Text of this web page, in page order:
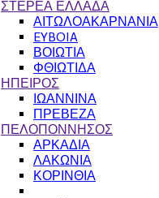
ΣΤΕΡΕΑ ΕΛΛΑΔΑ
ΑΙΤΩΛΟΑΚΑΡΝΑΝΙΑ
EYBOIA
ΒΟΙΩΤΙΑ
ΦΘΙΩΤΙΔΑ
ΗΠΕΙΡΟΣ
ΙΩΑΝΝΙΝΑ
ΠΡΕΒΕΖΑ
ΠΕΛΟΠΟΝΝΗΣΟΣ
ΑΡΚΑΔΙΑ
ΛΑΚΩΝΙΑ
ΚΟΡΙΝΘΙΑ